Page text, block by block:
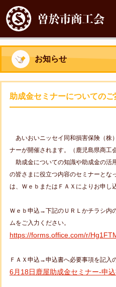
お知らせ
助成金セミナーについてのご
あいおいニッセイ同和損害保険（株
ナーが開催されます。（鹿児島県商工
助成金についての知識や助成金の活
の皆さまに役立つ内容のセミナーとな
は、ＷｅｂまたはＦＡＸによりお申し
Ｗｅｂ申込→下記のＵＲＬかチラシ内
ムをご入力ください。
https://forms.office.com/r/
ＦＡＸ申込→申込書へ必要事項を記入
6月18日鹿屋助成金セミナー-申込